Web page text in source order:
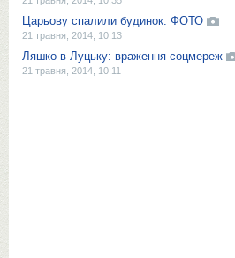
Царьову спалили будинок. ФОТО
21 травня, 2014, 10:13
Ляшко в Луцьку: враження соцмереж
21 травня, 2014, 10:11